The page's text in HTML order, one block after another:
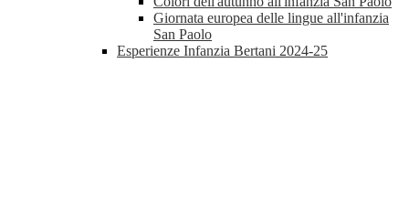
Giornata europea delle lingue all'infanzia
San Paolo
Esperienze Infanzia Bertani 2024-25